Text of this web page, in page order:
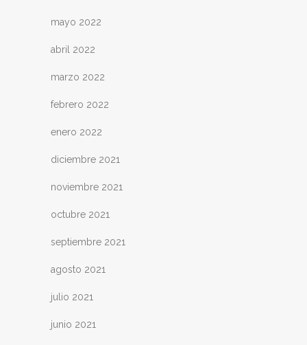
mayo 2022
abril 2022
marzo 2022
febrero 2022
enero 2022
diciembre 2021
noviembre 2021
octubre 2021
septiembre 2021
agosto 2021
julio 2021
junio 2021